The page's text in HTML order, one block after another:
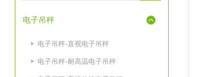
电子吊秤
电子吊秤-直视电子吊秤
电子吊秤-耐高温电子吊秤